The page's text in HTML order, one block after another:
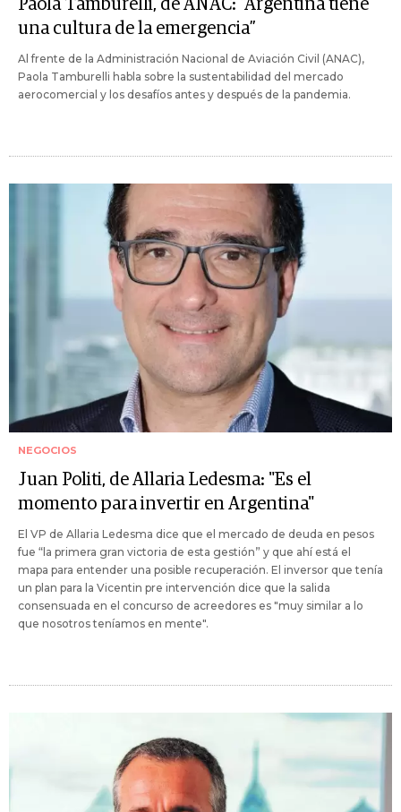
Paola Tamburelli, de ANAC: "Argentina tiene
una cultura de la emergencia”
Al frente de la Administración Nacional de Aviación Civil (ANAC),
Paola Tamburelli habla sobre la sustentabilidad del mercado
aerocomercial y los desafíos antes y después de la pandemia.
NEGOCIOS
Juan Politi, de Allaria Ledesma: "Es el
momento para invertir en Argentina"
El VP de Allaria Ledesma dice que el mercado de deuda en pesos
fue “la primera gran victoria de esta gestión” y que ahí está el
mapa para entender una posible recuperación. El inversor que tenía
un plan para la Vicentin pre intervención dice que la salida
consensuada en el concurso de acreedores es "muy similar a lo
que nosotros teníamos en mente".